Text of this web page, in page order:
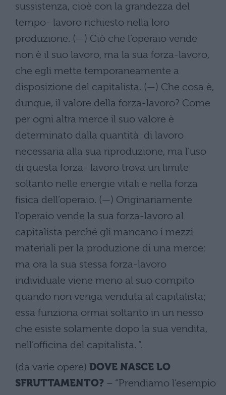
sussistenza, cioè con la grandezza del
tempo- lavoro richiesto nella loro
produzione. (—) Ciò che l’operaio vende
non è il suo lavoro, ma la sua forza-lavoro,
che egli mette temporaneamente a
disposizione del capitalista. (—) Che cosa è,
dunque, il valore della forza-lavoro? Come
per ogni altra merce il suo valore è
determinato dalla quantità di lavoro
necessaria alla sua riproduzione, ma l’uso
di questa forza- lavoro trova un limite
soltanto nelle energie vitali e nella forza
fisica dell’operaio. (—) Originariamente
l’operaio vende la sua forza-lavoro al
capitalista perché gli mancano i mezzi
materiali per la produzione di una merce:
ma ora la sua stessa forza-lavoro
individuale viene meno al suo compito
quando non venga venduta al capitalista;
essa funziona ormai soltanto in un nesso
che esiste solamente dopo la sua vendita,
nell’officina del capitalista. “.
(da varie opere) DOVE NASCE LO
SFRUTTAMENTO? – “Prendiamo l’esempio